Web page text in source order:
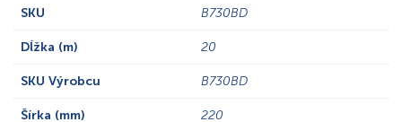
SKU B730BD
Dĺžka (m) 20
SKU Výrobcu B730BD
Šírka (mm) 220